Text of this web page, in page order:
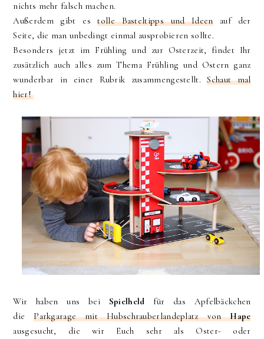
nichts mehr falsch machen.
Außerdem gibt estolle Basteltipps und Ideenauf der
Seite, die man unbedingt einmal ausprobieren sollte.
Besonders jetzt im Frühling und zur Osterzeit, findet Ihr
zusätzlich auch alles zum Thema Frühling und Ostern ganz
wunderbar in einer Rubrik zusammengestellt.Schaut mal
hier!
Wir haben uns bei Spielheld für das Apfelbäckchen
dieParkgarage mit Hubschrauberlandeplatz vonHape
ausgesucht, die wir Euch sehr als Oster- oder